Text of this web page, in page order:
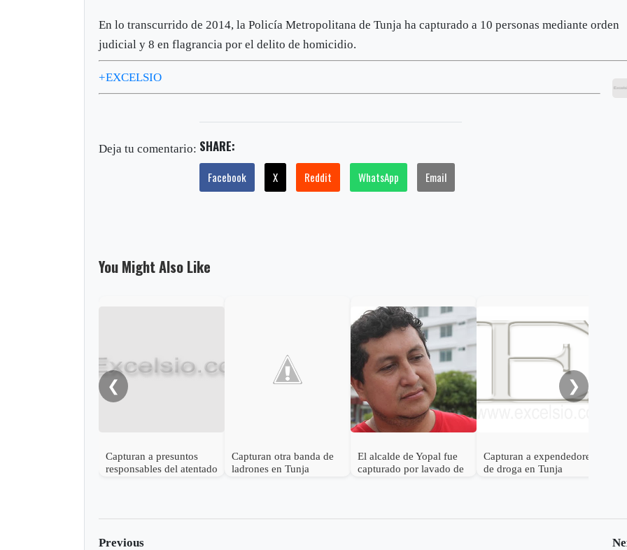
En lo transcurrido de 2014, la Policía Metropolitana de Tunja ha capturado a 10 personas mediante orden
judicial y 8 en flagrancia por el delito de homicidio.
+EXCELSIO
Deja tu comentario: SHARE:
Facebook X Reddit WhatsApp Email
You Might Also Like
❮
Capturan a presuntos
responsables del atentado
Capturan otra banda de
ladrones en Tunja
El alcalde de Yopal fue
capturado por lavado de
Capturan a expendedores
de droga en Tunja
❯
Previous